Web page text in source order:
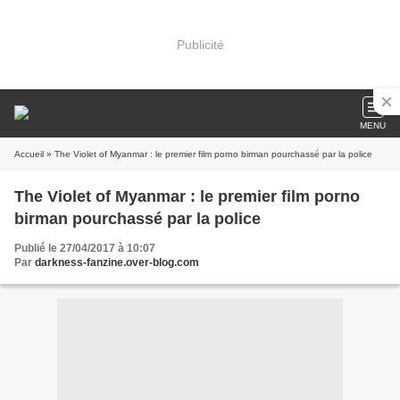
Publicité
MENU
Accueil » The Violet of Myanmar : le premier film porno birman pourchassé par la police
The Violet of Myanmar : le premier film porno
birman pourchassé par la police
Publié le 27/04/2017 à 10:07
Par darkness-fanzine.over-blog.com